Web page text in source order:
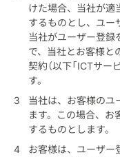
けた場合、当社が適
するものとし、ユー
当社がユーザー登録
で、当社とお客様と
契約（以下「ICTサー
す。
当社は、お客様のユ
ます。この場合、お
するものとします。
お客様は、ユーザー